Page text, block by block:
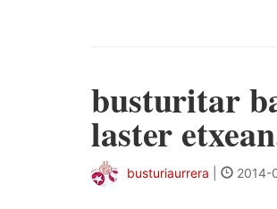
busturitar
laster
busturiaurrera 2014-